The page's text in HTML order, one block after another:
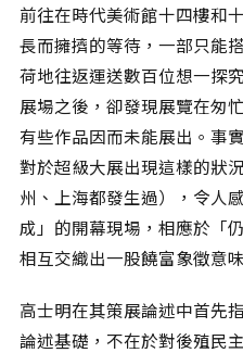
前往在時代美術館十四樓和
長而擁擠的等待，一部只能
荷地往返運送數百位想一探
展場之後，卻發現展覽在匆
有些作品因而未能展出。事
對於超級大展出現這樣的狀
州、上海都發生過），令人
成」的開幕現場，相應於「
相互交織出一股饒富象徵意
高士明在其策展論述中首先
論述基礎，不在於對後殖民